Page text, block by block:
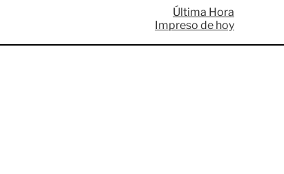
c
i
a
Última Hora
Impreso de hoy